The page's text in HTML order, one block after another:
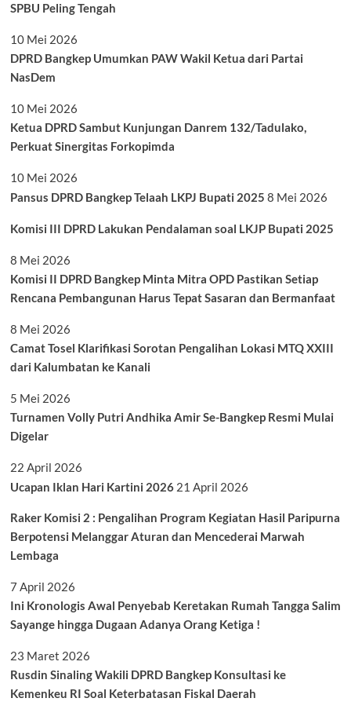
SPBU Peling Tengah
10 Mei 2026
DPRD Bangkep Umumkan PAW Wakil Ketua dari Partai
NasDem
10 Mei 2026
Ketua DPRD Sambut Kunjungan Danrem 132/Tadulako,
Perkuat Sinergitas Forkopimda
10 Mei 2026
Pansus DPRD Bangkep Telaah LKPJ Bupati 2025 8 Mei 2026
Komisi III DPRD Lakukan Pendalaman soal LKJP Bupati 2025
8 Mei 2026
Komisi II DPRD Bangkep Minta Mitra OPD Pastikan Setiap
Rencana Pembangunan Harus Tepat Sasaran dan Bermanfaat
8 Mei 2026
Camat Tosel Klarifikasi Sorotan Pengalihan Lokasi MTQ XXIII
dari Kalumbatan ke Kanali
5 Mei 2026
Turnamen Volly Putri Andhika Amir Se-Bangkep Resmi Mulai
Digelar
22 April 2026
Ucapan Iklan Hari Kartini 2026 21 April 2026
Raker Komisi 2 : Pengalihan Program Kegiatan Hasil Paripurna
Berpotensi Melanggar Aturan dan Mencederai Marwah
Lembaga
7 April 2026
Ini Kronologis Awal Penyebab Keretakan Rumah Tangga Salim
Sayange hingga Dugaan Adanya Orang Ketiga !
23 Maret 2026
Rusdin Sinaling Wakili DPRD Bangkep Konsultasi ke
Kemenkeu RI Soal Keterbatasan Fiskal Daerah